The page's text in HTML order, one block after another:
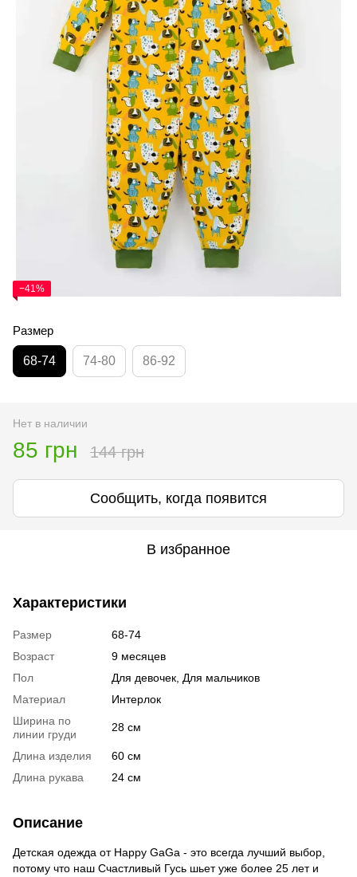
−41%
Размер
68-74 74-80 86-92
Нет в наличии
85 грн 144 грн
Сообщить, когда появится
В избранное
Характеристики
Размер
68-74
Возраст
9 месяцев
Пол
Для девочек, Для мальчиков
Материал
Интерлок
Ширина по
линии груди
28 см
Длина изделия
60 см
Длина рукава
24 см
Описание
Детская одежда от Happy GaGa - это всегда лучший выбор,
потому что наш Счастливый Гусь шьет уже более 25 лет и